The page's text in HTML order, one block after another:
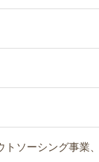
トソーシング事業